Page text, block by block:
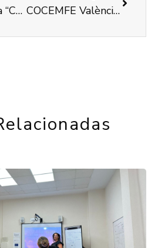
Incorpora de la “Caixa” facilita 831 ocupacions a persones en risc d’exclusió a València, un 6,4% més que l’any anterior COCEMFE València renova el compromís de col.laboració amb la iniciativa “Chapas Solidarias”